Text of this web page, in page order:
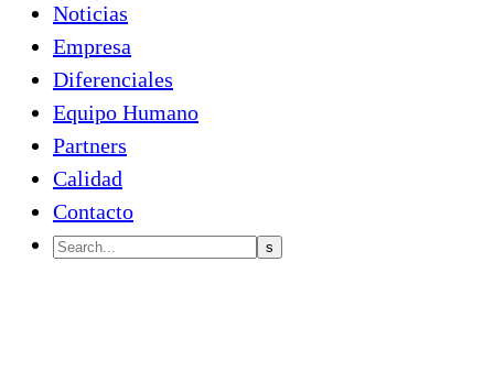
Noticias
Empresa
Diferenciales
Equipo Humano
Partners
Calidad
Contacto